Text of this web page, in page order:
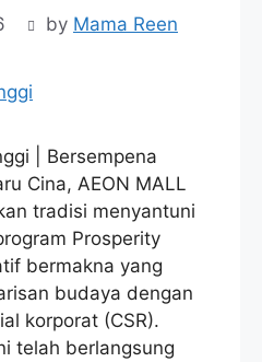
by Mama Reen
| Bersempena
Cina, AEON MALL
tradisi menyantuni
Prosperity
bermakna yang
budaya dengan
korporat (CSR).
telah berlangsung